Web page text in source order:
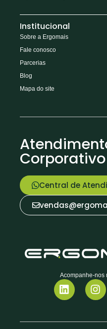
Institucional
Sobre a Ergomais
Fale conosco
Parcerias
Blog
Mapa do site
Corporativo
Central de
Acompanhe-nos